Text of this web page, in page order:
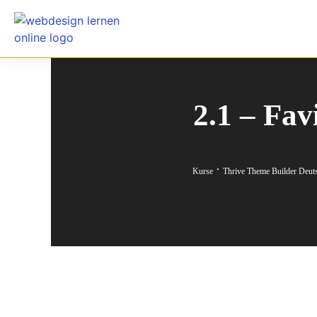
2.1 –
Kurse Thrive Theme Builder